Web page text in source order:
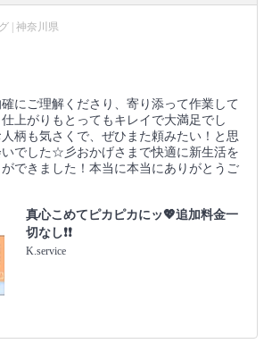
| 神奈川県
にご理解くださり、寄り添って作業して
上がりもとってもキレイで大満足でし
柄も気さくで、ぜひまた頼みたい！と思
でした☆彡おかげさまで快適に新生活を
できました！本当に本当にありがとうご
真心こめてピカピカにッ💖追加料金一
切なし❗️❗️
K.service